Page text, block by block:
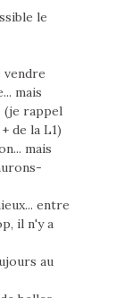
le
vendre
mais
(je rappel
de la L1)
mais
entre
il n'y a
au